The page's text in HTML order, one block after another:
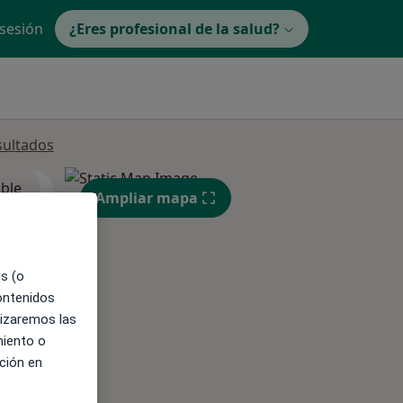
¿Eres profesional de la salud?
Ampliar mapa
(o
las
o
en